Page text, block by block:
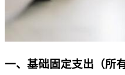
一、基础固定支出（所